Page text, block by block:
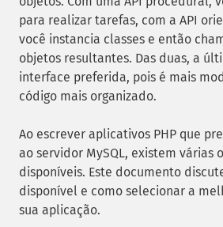
para realizar tarefas, com a API
você instancia classes e então
objetos resultantes. Das duas, a
interface preferida, pois é mais
código mais organizado.
Ao escrever aplicativos PHP que
ao servidor MySQL, existem várias
disponíveis. Este documento
disponível e como selecionar a
sua aplicação.